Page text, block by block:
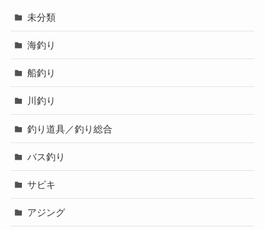
未分類
海釣り
船釣り
川釣り
釣り道具／釣り総合
バス釣り
サビキ
アジング